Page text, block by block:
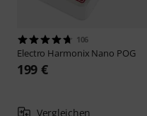
106
Electro Harmonix Nano POG
199 €
Vergleichen